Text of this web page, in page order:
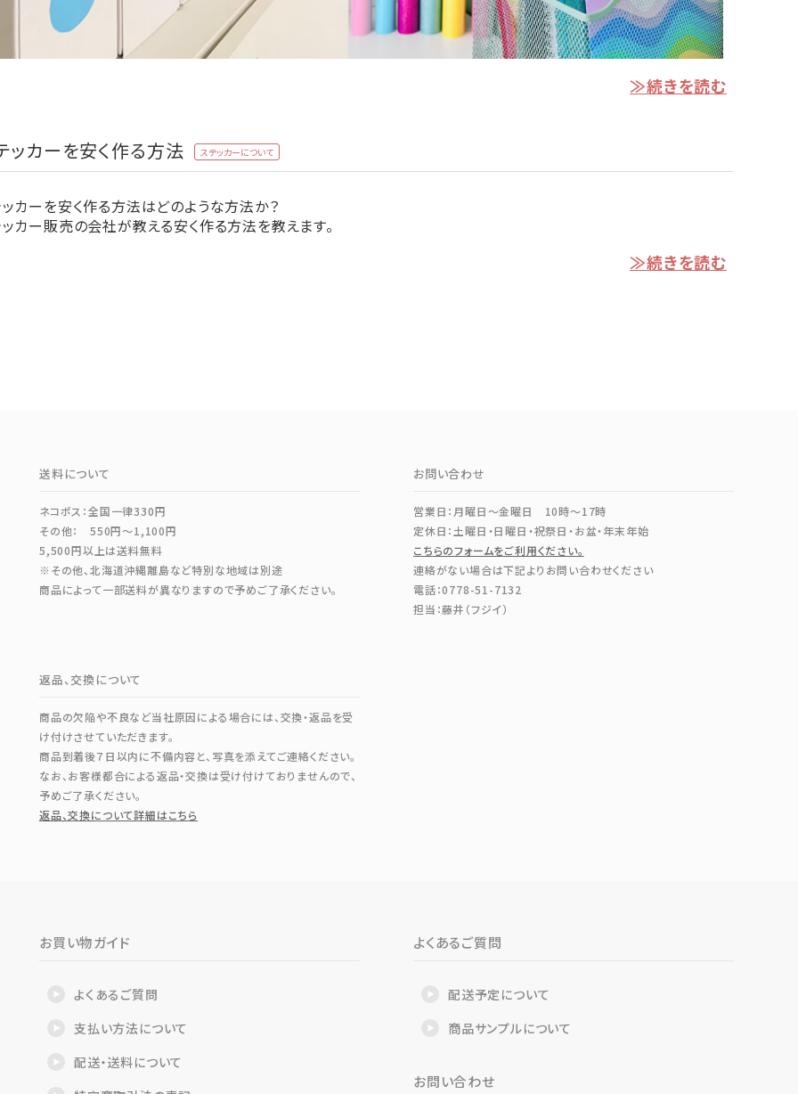
≫続きを読む
ッカーを安く作る方法 ステッカーについて
カーを安く作る方法はどのような方法か？
カー販売の会社が教える安く作る方法を教えます。
≫続きを読む
送料について
ネコポス：全国一律330円
その他： 550円～1,100円
5,500円以上は送料無料
※その他、北海道沖縄離島など特別な地域は別途
商品によって一部送料が異なりますので予めご了承ください。
お問い合わせ
営業日：月曜日～金曜日 10時～17時
定休日：土曜日・日曜日・祝祭日・お盆・年末年始
こちらのフォームをご利用ください。
連絡がない場合は下記よりお問い合わせください
電話：0778-51-7132
担当：藤井（フジイ）
返品、交換について
商品の欠陥や不良など当社原因による場合には、交換・返品を受
け付けさせていただきます。
商品到着後７日以内に不備内容と、写真を添えてご連絡ください。
なお、お客様都合による返品・交換は受け付けておりませんので、
予めご了承ください。
返品、交換について詳細はこちら
お買い物ガイド
よくあるご質問
支払い方法について
配送・送料について
よくあるご質問
配送予定について
商品サンプルについて
お問い合わせ